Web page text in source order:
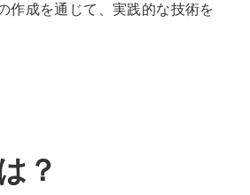
作成を通じて、実践的な技術を
？